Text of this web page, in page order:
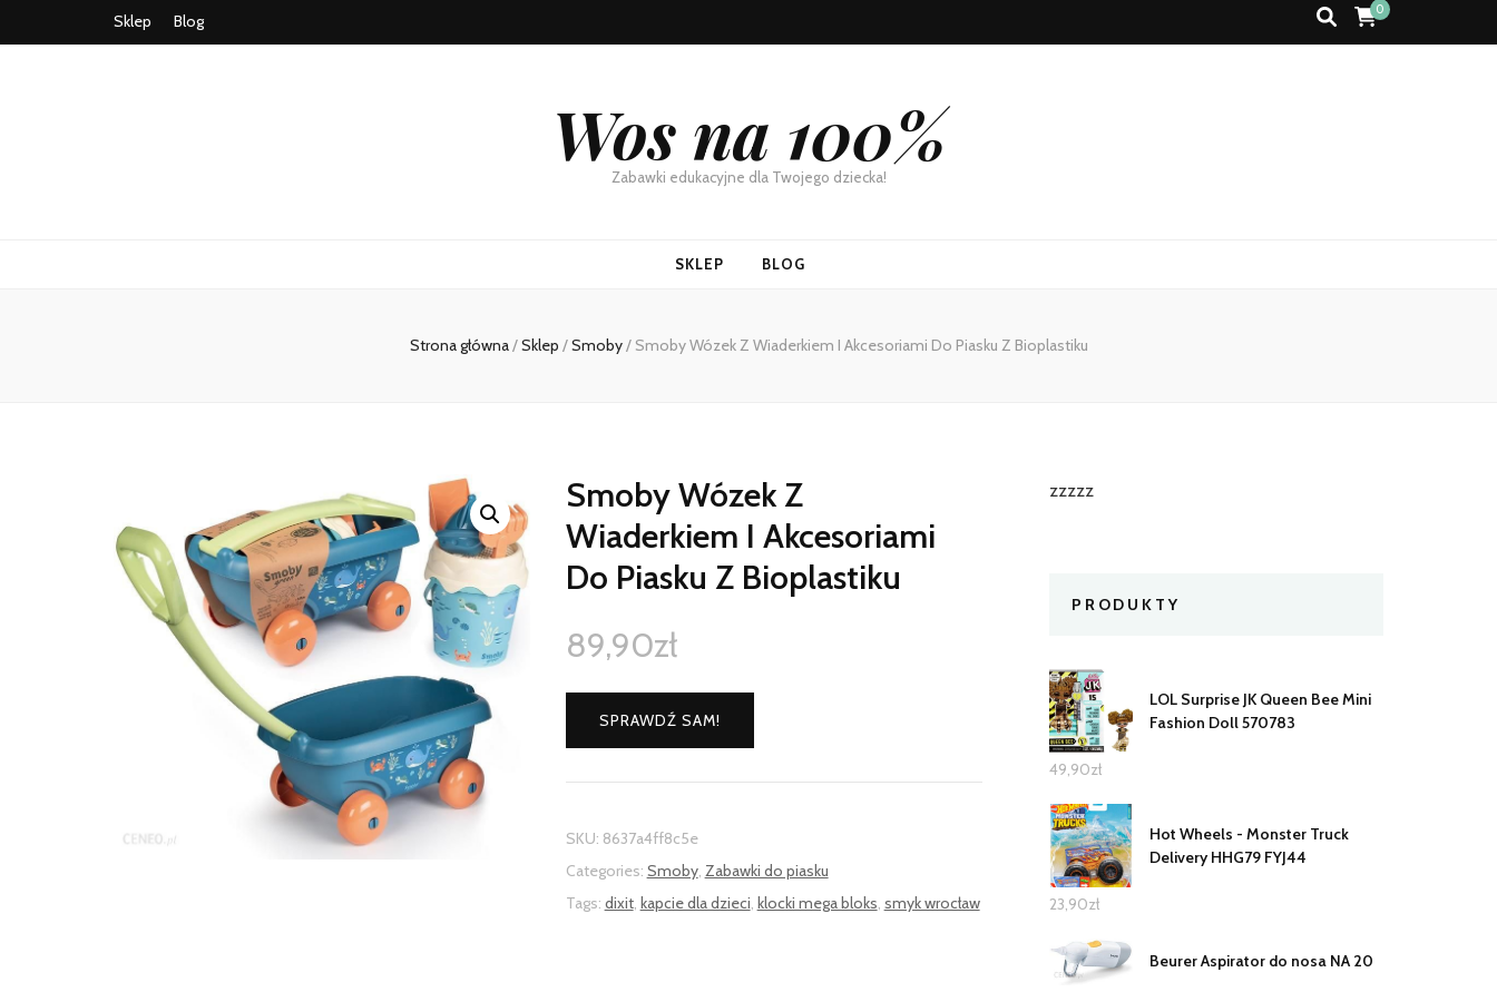
Sklep Blog
0
Wos na 100%
Zabawki edukacyjne dla Twojego dziecka!
SKLEP BLOG
Strona główna/Sklep /Smoby/ Smoby Wózek Z Wiaderkiem I Akcesoriami Do Piasku Z Bioplastiku
Smoby Wózek Z
Wiaderkiem I Akcesoriami
Do Piasku Z Bioplastiku
89,90zł
SPRAWDŹ SAM!
SKU: 8637a4ff8c5e
Categories: Smoby, Zabawki do piasku
Tags: dixit, kapcie dla dzieci, klocki mega bloks, smyk wrocław
zzzzz
PRODUKTY
LOL Surprise JK Queen Bee Mini
Fashion Doll 570783
49,90zł
Hot Wheels - Monster Truck
Delivery HHG79 FYJ44
23,90zł
Beurer Aspirator do nosa NA 20